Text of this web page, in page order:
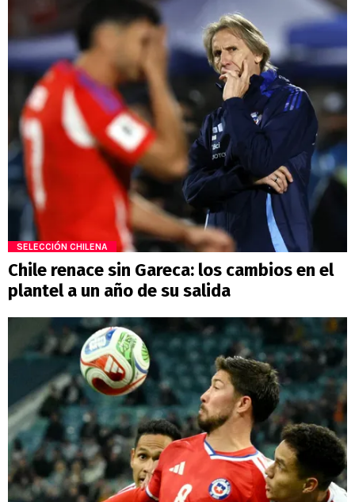
SELECCIÓN CHILENA
Chile renace sin Gareca: los cambios en el
plantel a un año de su salida